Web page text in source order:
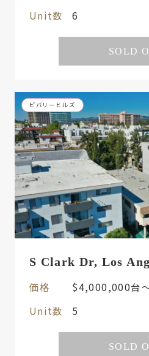
Unit数
6
SOLD
ビバリーヒルズ
S Clark Dr, Los
価格
$4,000,000台
Unit数
5
SOLD